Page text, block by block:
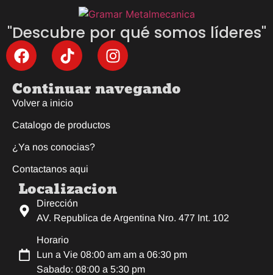
"Descubre por qué somos líderes"
Continuar navegando
Volver a inicio
Catalogo de productos
¿Ya nos conocias?
Contactanos aqui
Localizacion
Dirección
AV. Republica de Argentina Nro. 477 Int. 102
Horario
Lun a Vie 08:00 am am a 06:30 pm
Sabado: 08:00 a 5:30 pm